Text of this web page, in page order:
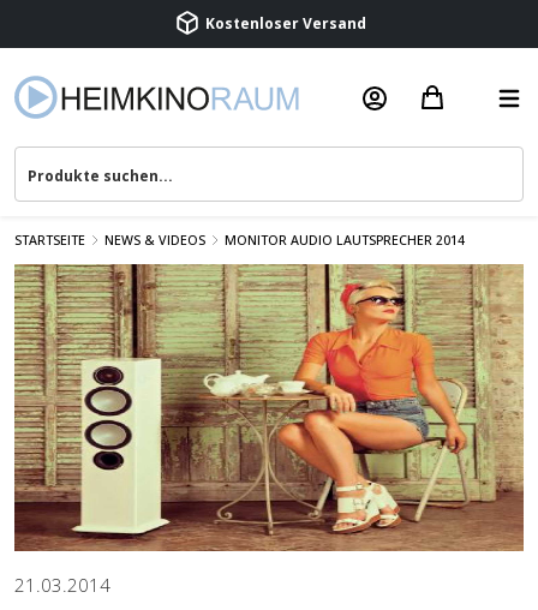
Kostenloser Versand
Beratung & Service
STARTSEITE NEWS & VIDEOS MONITOR AUDIO LAUTSPRECHER 2014
21.03.2014